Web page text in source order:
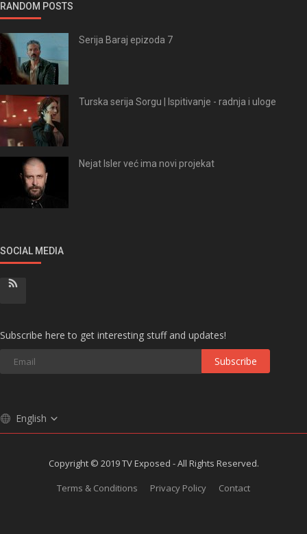
RANDOM POSTS
Serija Baraj epizoda 7
Turska serija Sorgu | Ispitivanje - radnja i uloge
Nejat Isler već ima novi projekat
SOCIAL MEDIA
Subscribe here to get interesting stuff and updates!
Subscribe
English
Copyright © 2019 TV Exposed - All Rights Reserved.
Terms & Conditions
Privacy Policy Contact